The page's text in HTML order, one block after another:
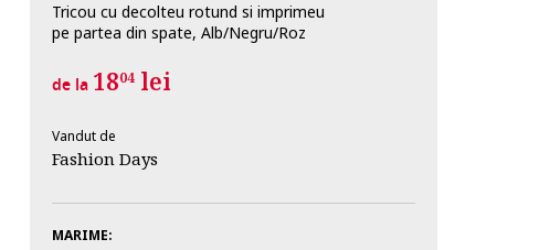
Tricou cu decolteu rotund si imprimeu
pe partea din spate, Alb/Negru/Roz
de la 1804lei
Vandut de
Fashion Days
MARIME: